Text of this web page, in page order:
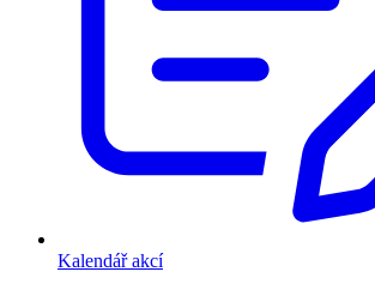
Kalendář akcí